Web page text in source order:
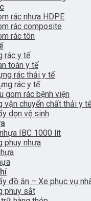
rác nhựa HDPE
rác composite
rác tôn
rác y tế
toàn y tế
rác thải y tế
rác y tế
gom rác bệnh viện
vận chuyển chất thải y tế
dọn vệ sinh
IBC 1000 lít
phuy nhựa
đồ ăn – Xe phục vụ
phuy sắt